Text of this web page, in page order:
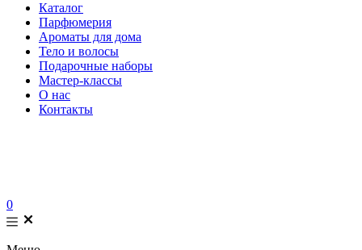
Каталог
Парфюмерия
Ароматы для дома
Тело и волосы
Подарочные наборы
Мастер-классы
О нас
Контакты
0